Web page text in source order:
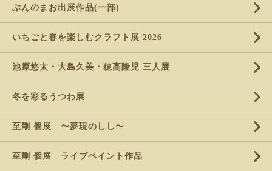
ぶんのまお出展作品(一部)
いちごと春を楽しむクラフト展 2026
池原悠太・大島久美・穂高隆児 三人展
冬を彩るうつわ展
至剛 個展 〜夢現のしし〜
至剛 個展 ライブペイント作品